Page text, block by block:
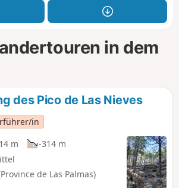
in dem
des Pico de Las Nieves
in
m
-314 m
de Las Palmas)